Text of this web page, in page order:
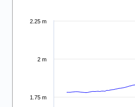
View as data table, .
2 m
1.75 m
2.25 m